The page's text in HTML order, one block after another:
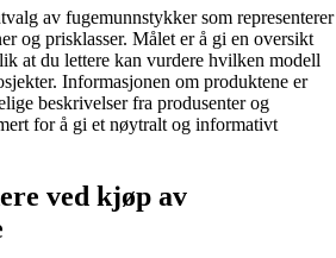
av fugemunnstykker som representerer
og prisklasser. Målet er å gi en oversikt
at du lettere kan vurdere hvilken modell
Informasjonen om produktene er
beskrivelser fra produsenter og
for å gi et nøytralt og informativt
ved kjøp av